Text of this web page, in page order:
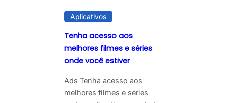
Aplicativos
Tenha acesso aos
melhores filmes e séries
onde você estiver
Ads Tenha acesso aos
melhores filmes e séries